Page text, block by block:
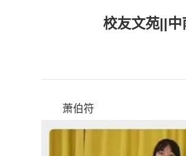
校友文苑||
萧伯符